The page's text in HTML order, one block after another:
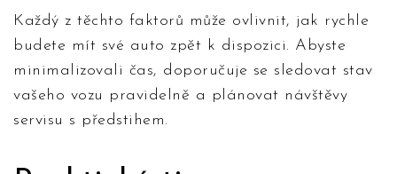
Každý z těchto faktorů může ovlivnit, jak rychle
budete mít své auto zpět k dispozici. Abyste
minimalizovali čas, doporučuje se sledovat stav
vašeho vozu pravidelně a plánovat návštěvy
servisu s předstihem.